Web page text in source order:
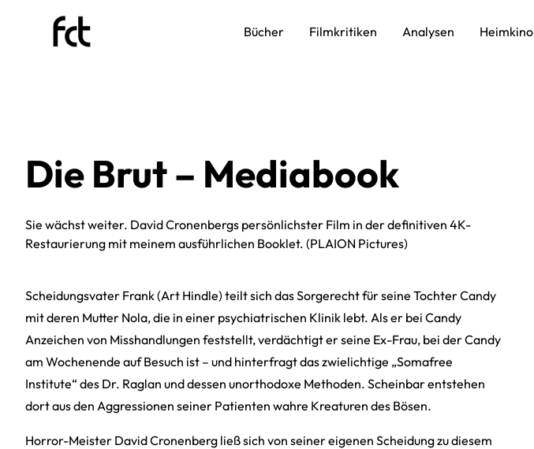
Bücher Filmkritiken Analysen Heimkino
Die Brut – Mediabook
Sie wächst weiter. David Cronenbergs persönlichster Film in der definitiven 4K-
Restaurierung mit meinem ausführlichen Booklet. (PLAION Pictures)
Scheidungsvater Frank (Art Hindle) teilt sich das Sorgerecht für seine Tochter Candy
mit deren Mutter Nola, die in einer psychiatrischen Klinik lebt. Als er bei Candy
Anzeichen von Misshandlungen feststellt, verdächtigt er seine Ex-Frau, bei der Candy
am Wochenende auf Besuch ist – und hinterfragt das zwielichtige „Somafree
Institute“ des Dr. Raglan und dessen unorthodoxe Methoden. Scheinbar entstehen
dort aus den Aggressionen seiner Patienten wahre Kreaturen des Bösen.
Horror-Meister David Cronenberg ließ sich von seiner eigenen Scheidung zu diesem